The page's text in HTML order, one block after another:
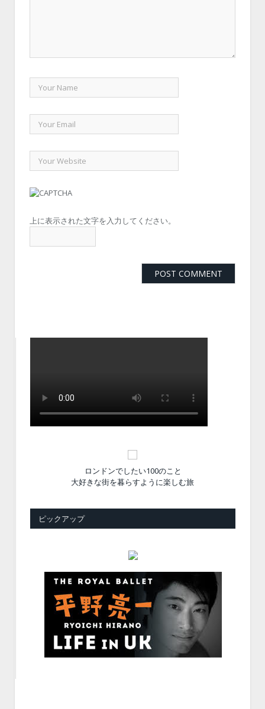
上に表示された文字を入力してください。
ロンドンでしたい100のこと
大好きな街を暮らすように楽しむ旅
ピックアップ